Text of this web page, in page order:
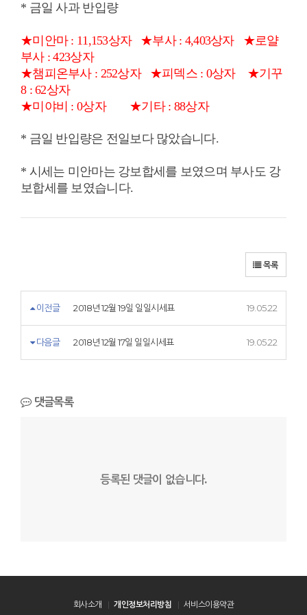
* 금일 사과 반입량
★미안마 : 11,153상자
★부사 : 4,403상자 ★로얄
부사 : 423상자
★챔피온부사 : 252상자 ★피덱스 : 0상자 ★기꾸
8 : 62상자
★미야비 : 0상자 ★기타 : 88상자
* 금일 반입량은 전일보다 많았습니다.
* 시세는 미안마는 강보합세를 보였으며 부사도 강
보합세를 보였습니다.
목록
이전글 2018년 12월 19일 일일시세표 19.05.22
다음글 2018년 12월 17일 일일시세표 19.05.22
댓글목록
등록된 댓글이 없습니다.
회사소개 개인정보처리방침 서비스이용약관